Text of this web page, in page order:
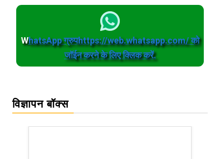
WhatsApp ग्रुपhttps://web.whatsapp.com/ को
जॉईन करने के लिए क्लिक करें.
विज्ञापन बॉक्स